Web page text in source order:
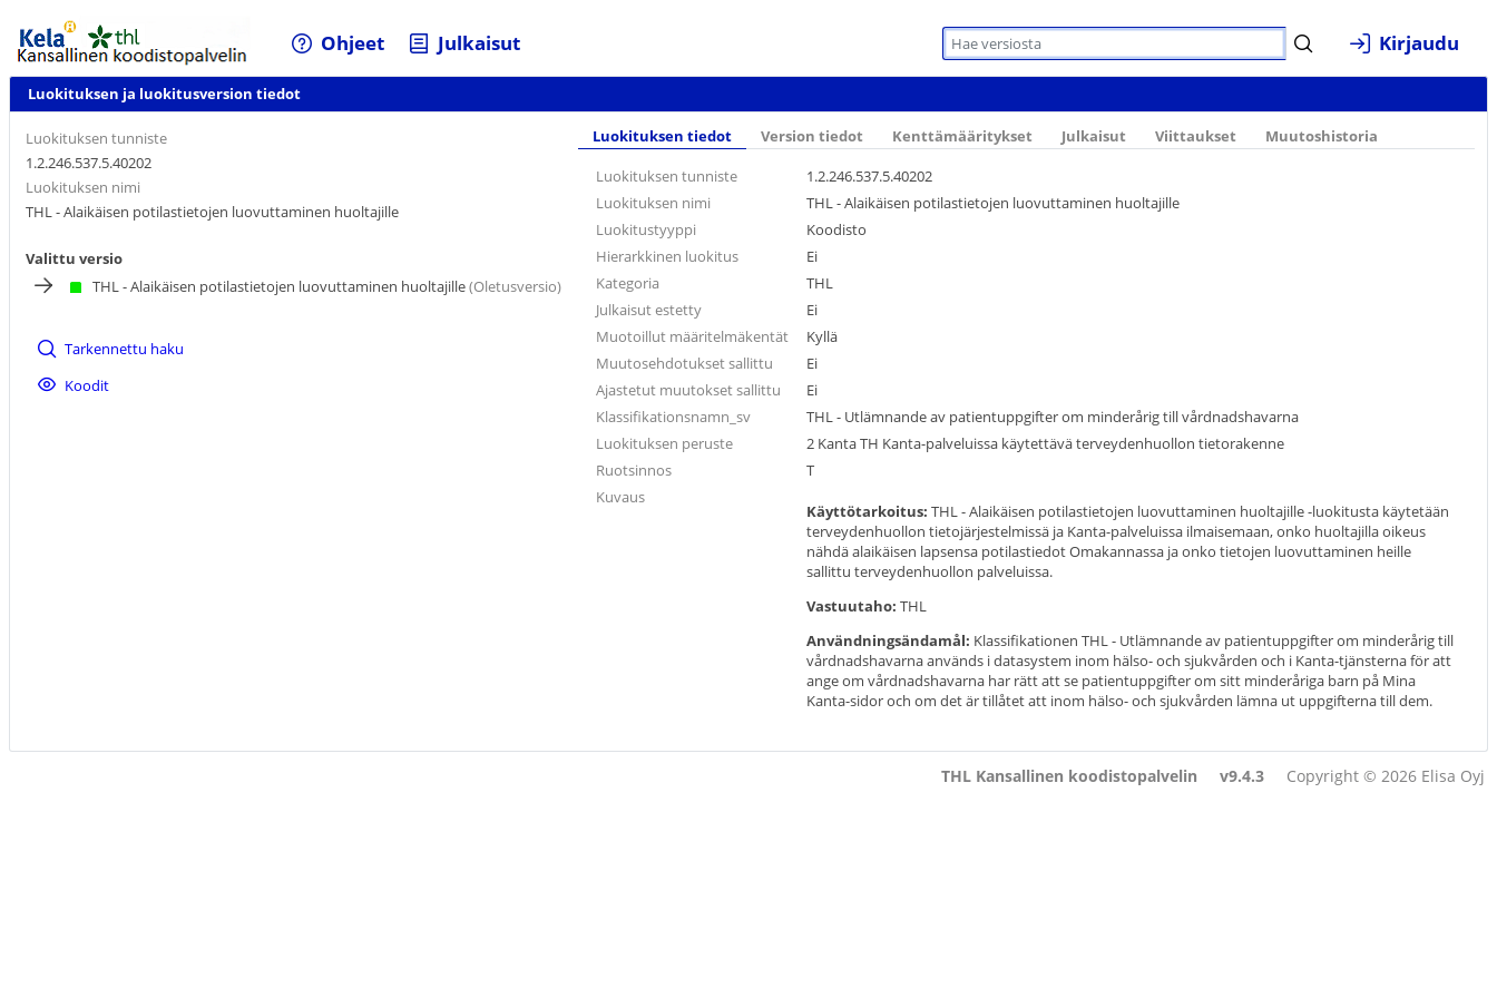
Ohjeet Julkaisut Kirjaudu
Luokituksen ja luokitusversion tiedot
Luokituksen tunniste
1.2.246.537.5.40202
Luokituksen nimi
THL - Alaikäisen potilastietojen luovuttaminen huoltajille
Valittu versio
THL - Alaikäisen potilastietojen luovuttaminen huoltajille(Oletusversio)
Tarkennettu haku
Koodit
Luokituksen tiedot Version tiedot Kenttämääritykset Julkaisut Viittaukset Muutoshistoria
Luokituksen tunniste
1.2.246.537.5.40202
Luokituksen nimi
THL - Alaikäisen potilastietojen luovuttaminen huoltajille
Luokitustyyppi
Koodisto
Hierarkkinen luokitus
Ei
Kategoria
THL
Julkaisut estetty
Ei
Muotoillut määritelmäkentät
Kyllä
Muutosehdotukset sallittu
Ei
Ajastetut muutokset sallittu
Ei
Klassifikationsnamn_sv
THL - Utlämnande av patientuppgifter om minderårig till vårdnadshavarna
Luokituksen peruste
2 Kanta TH Kanta-palveluissa käytettävä terveydenhuollon tietorakenne
Ruotsinnos
T
Kuvaus
Käyttötarkoitus: THL - Alaikäisen potilastietojen luovuttaminen huoltajille -luokitusta käytetään
terveydenhuollon tietojärjestelmissä ja Kanta-palveluissa ilmaisemaan, onko huoltajilla oikeus
nähdä alaikäisen lapsensa potilastiedot Omakannassa ja onko tietojen luovuttaminen heille
sallittu terveydenhuollon palveluissa.
Vastuutaho: THL
Användningsändamål: Klassifikationen THL- Utlämnande av patientuppgifter om minderårig till
vårdnadshavarna används i datasystem inom hälso- och sjukvården och i Kanta-tjänsterna för att
ange om vårdnadshavarna har rätt att se patientuppgifter om sitt minderåriga barn på Mina
Kanta-sidor och om det är tillåtet att inom hälso- och sjukvården lämna ut uppgifterna till dem.
THL Kansallinen koodistopalvelin v9.4.3 Copyright © 2026 Elisa Oyj